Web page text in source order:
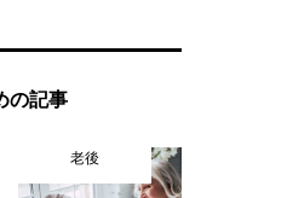
の記事
老後